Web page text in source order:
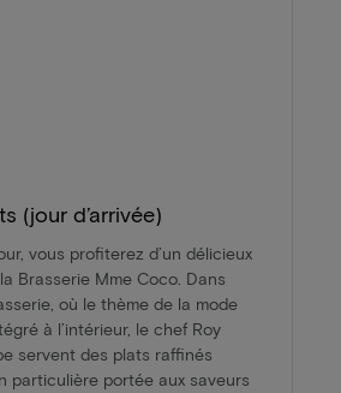
(jour d’arrivée)
vous profiterez d’un délicieux
Brasserie Mme Coco. Dans
où le thème de la mode
à l’intérieur, le chef Roy
servent des plats raffinés
particulière portée aux saveurs